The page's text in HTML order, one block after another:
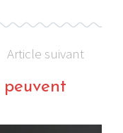
Article suivant